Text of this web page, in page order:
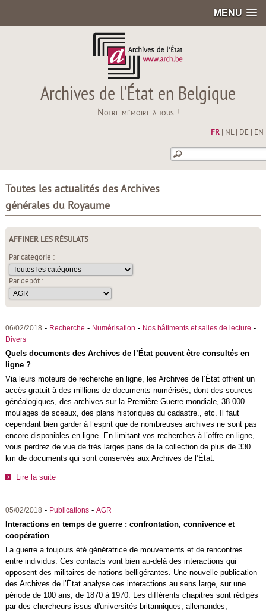
MENU
Archives de l'État en Belgique
Notre mémoire à tous !
FR| NL| DE EN
Toutes les actualités des Archives
générales du Royaume
AFFINER LES RÉSULATS
Par catégorie :
Par dépôt :
06/02/2018 - Recherche - Numérisation - Nos bâtiments et salles de lecture -
Divers
Quels documents des Archives de l’État peuvent être consultés en
ligne ?
Via leurs moteurs de recherche en ligne, les Archives de l’État offrent un
accès gratuit à des millions de documents numérisés, dont des sources
généalogiques, des archives sur la Première Guerre mondiale, 38.000
moulages de sceaux, des plans historiques du cadastre., etc. Il faut
cependant bien garder à l’esprit que de nombreuses archives ne sont pas
encore disponibles en ligne. En limitant vos recherches à l’offre en ligne,
vous perdrez de vue de très larges pans de la collection de plus de 330
km de documents qui sont conservés aux Archives de l’État.
Lire la suite
05/02/2018 - Publications- AGR
Interactions en temps de guerre : confrontation, connivence et
coopération
La guerre a toujours été génératrice de mouvements et de rencontres
entre individus. Ces contacts vont bien au-delà des interactions qui
opposent des militaires de nations belligérantes. Une nouvelle publication
des Archives de l’État analyse ces interactions au sens large, sur une
période de 100 ans, de 1870 à 1970. Les différents chapitres sont rédigés
par des chercheurs issus d'universités britanniques, allemandes,